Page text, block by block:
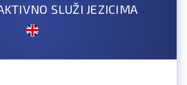
SLUŽI JEZICIMA